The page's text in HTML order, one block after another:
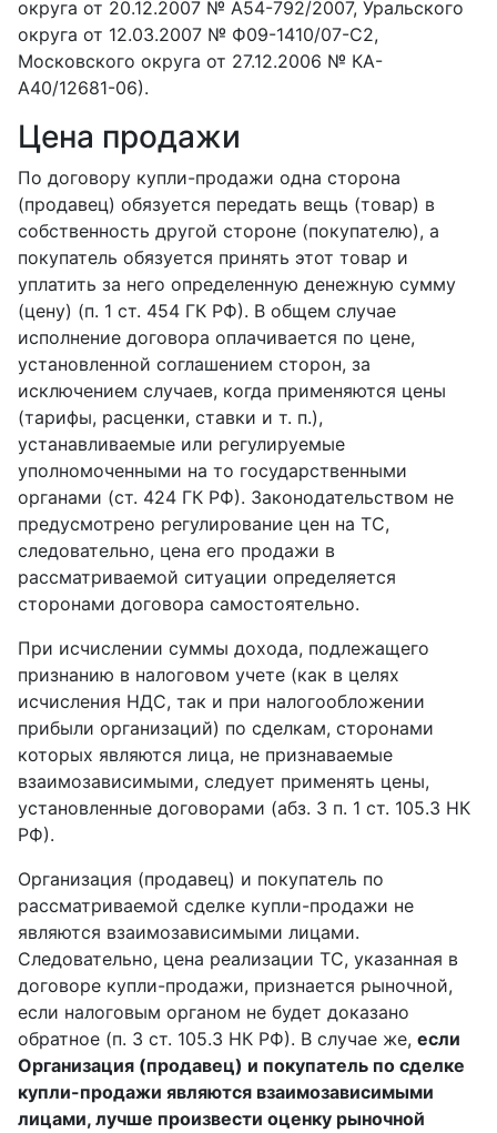
округа от 20.12.2007 № А54-792/2007, Уральского
округа от 12.03.2007 № Ф09-1410/07-С2,
Московского округа от 27.12.2006 № КА-
А40/12681-06).
Цена продажи
По договору купли-продажи одна сторона
(продавец) обязуется передать вещь (товар) в
собственность другой стороне (покупателю), а
покупатель обязуется принять этот товар и
уплатить за него определенную денежную сумму
(цену) (п. 1 ст. 454 ГК РФ). В общем случае
исполнение договора оплачивается по цене,
установленной соглашением сторон, за
исключением случаев, когда применяются цены
(тарифы, расценки, ставки и т. п.),
устанавливаемые или регулируемые
уполномоченными на то государственными
органами (ст. 424 ГК РФ). Законодательством не
предусмотрено регулирование цен на ТС,
следовательно, цена его продажи в
рассматриваемой ситуации определяется
сторонами договора самостоятельно.
При исчислении суммы дохода, подлежащего
признанию в налоговом учете (как в целях
исчисления НДС, так и при налогообложении
прибыли организаций) по сделкам, сторонами
которых являются лица, не признаваемые
взаимозависимыми, следует применять цены,
установленные договорами (абз. 3 п. 1 ст. 105.3 НК
РФ).
Организация (продавец) и покупатель по
рассматриваемой сделке купли-продажи не
являются взаимозависимыми лицами.
Следовательно, цена реализации ТС, указанная в
договоре купли-продажи, признается рыночной,
если налоговым органом не будет доказано
обратное (п. 3 ст. 105.3 НК РФ). В случае же, если
Организация (продавец) и покупатель по сделке
купли-продажи являются взаимозависимыми
лицами, лучше произвести оценку рыночной